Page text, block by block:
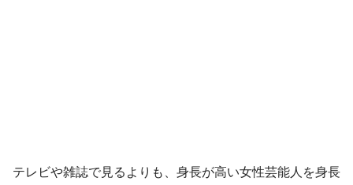
テレビや雑誌で見るよりも、身長が高い女性芸能人を身長